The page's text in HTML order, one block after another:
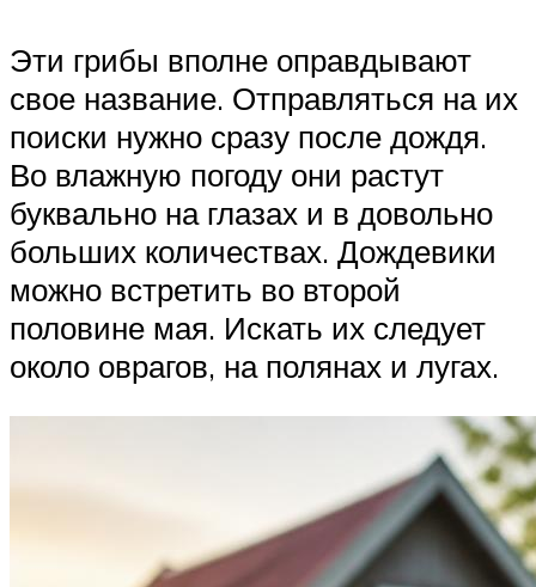
Эти грибы вполне оправдывают
свое название. Отправляться на их
поиски нужно сразу после дождя.
Во влажную погоду они растут
буквально на глазах и в довольно
больших количествах. Дождевики
можно встретить во второй
половине мая. Искать их следует
около оврагов, на полянах и лугах.